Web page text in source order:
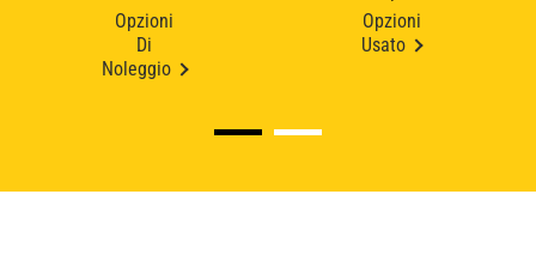
Opzioni
Di
Noleggio
Opzioni
Usato